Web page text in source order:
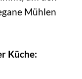
Mühlen
Küche: